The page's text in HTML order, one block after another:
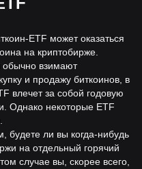
ETF может оказаться
на криптобирже.
взимают
и продажу биткоинов, в
влечет за собой годовую
Однако некоторые ETF
будете ли вы когда-нибудь
на отдельный горячий
случае вы, скорее всего,